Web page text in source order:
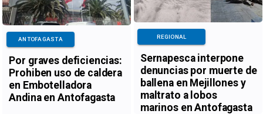
Por graves deficiencias:
Prohiben uso de caldera
en Embotelladora
Andina en Antofagasta
ANTOFAGASTA
Sernapesca interpone
denuncias por muerte de
ballena en Mejillones y
maltrato a lobos
marinos en Antofagasta
REGIONAL